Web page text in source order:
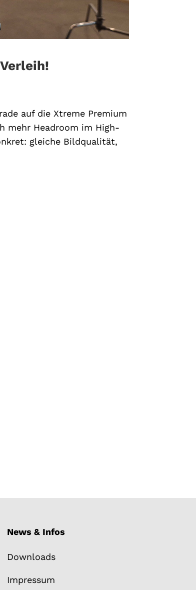
auf die Xtreme Premium
mehr Headroom im High-
gleiche Bildqualität,
News & Infos
Downloads
Impressum